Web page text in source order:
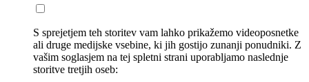
S sprejetjem teh storitev vam lahko prikažemo videoposnetke
ali druge medijske vsebine, ki jih gostijo zunanji ponudniki. Z
vašim soglasjem na tej spletni strani uporabljamo naslednje
storitve tretjih oseb: